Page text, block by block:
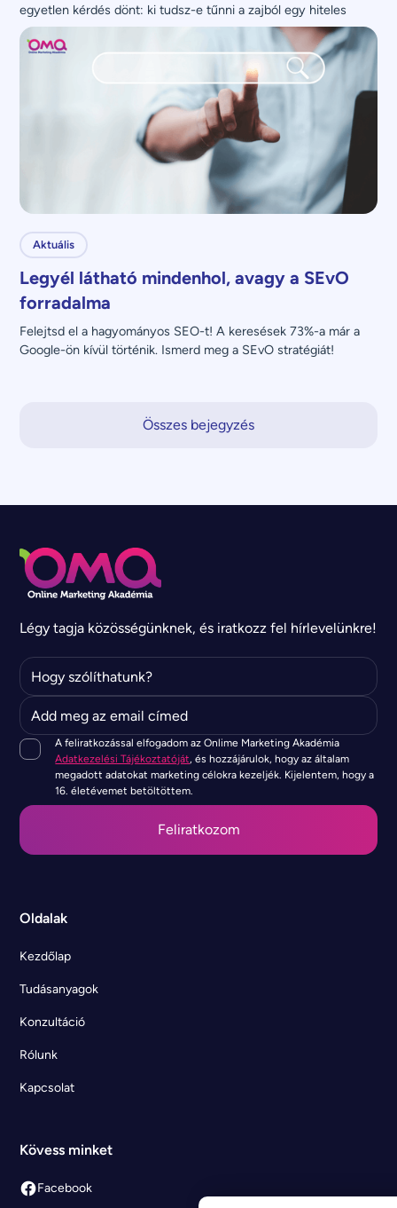
egyetlen kérdés dönt: ki tudsz-e tűnni a zajból egy hiteles
üzenettel?
Aktuális
Legyél látható mindenhol, avagy a SEvO
forradalma
Felejtsd el a hagyományos SEO-t! A keresések 73%-a már a
Google-ön kívül történik. Ismerd meg a SEvO stratégiát!
Összes bejegyzés
Légy tagja közösségünknek, és iratkozz fel hírlevelünkre!
A feliratkozással elfogadom az Onlime Marketing Akadémia
Adatkezelési Tájékoztatóját, és hozzájárulok, hogy az általam
megadott adatokat marketing célokra kezeljék. Kijelentem, hogy a
16. életévemet betöltöttem.
Oldalak
Kezdőlap
Tudásanyagok
Konzultáció
Rólunk
Kapcsolat
Kövess minket
Facebook